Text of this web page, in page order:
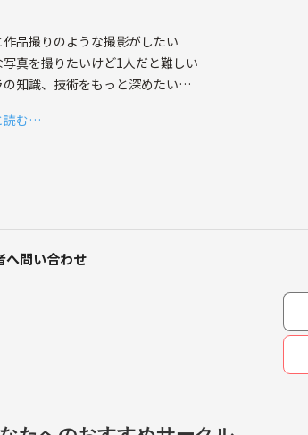
作品撮りのような撮影がしたい
写真を撮りたいけど1人だと難しい
の知識、技術をもっと深めたい
使ってみたい
う写真が撮りたいけど1人じゃ出来ない、撮り方が
ネットワフークビジネスや宗教関連の勧誘は固く禁じ
読む…
へ問い合わせ